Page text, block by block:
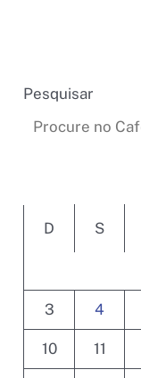
Pesquisar
D S
3 4
10 11